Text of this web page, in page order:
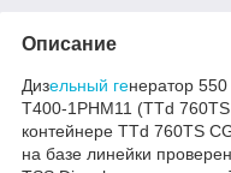
Описание
Дизельный генератор
Т400-1РНМ11 (TTd 760TS
контейнере TTd 760TS
на базе линейки